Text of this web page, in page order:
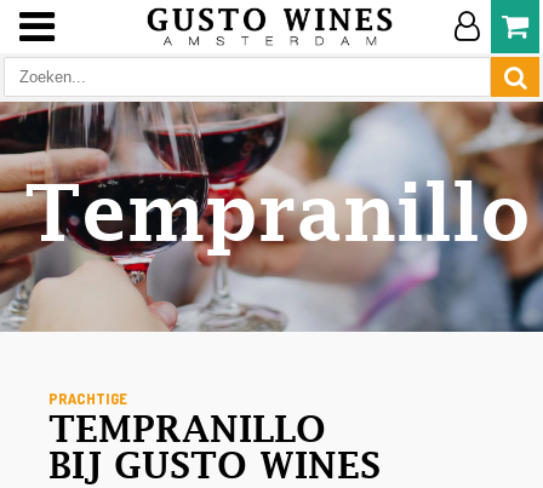
Tempranillo
PRACHTIGE
TEMPRANILLO
BIJ GUSTO WINES